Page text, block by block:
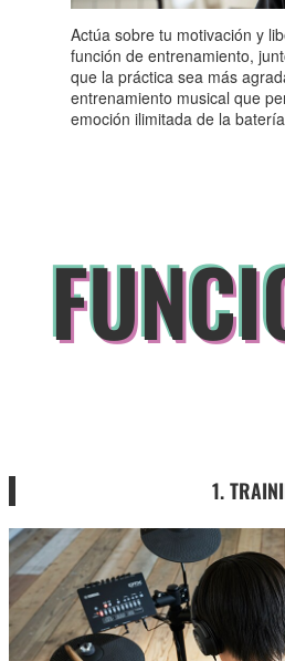
Actúa sobre tu motivación y
función de entrenamiento,
que la práctica sea más
entrenamiento musical que
emoción ilimitada de la
1.